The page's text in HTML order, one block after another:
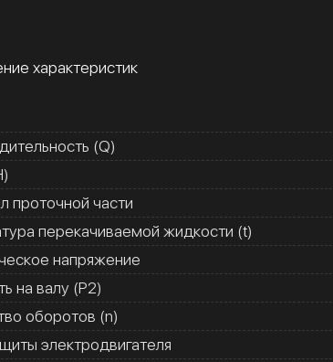
характеристик
(Q)
проточной части
перекачиваемой жидкости (t)
напряжение
на валу (Р2)
оборотов (n)
электродвигателя